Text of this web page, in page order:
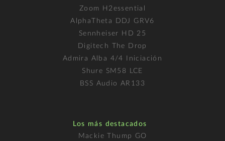
Zoom H2essential
AlphaTheta DDJ GRV6
Sennheiser HD 25
Digitech The Drop
Admira Alba 4/4 Iniciación
Shure SM58 LCE
BSS Audio AR133
Los más destacados
Mackie Thump GO